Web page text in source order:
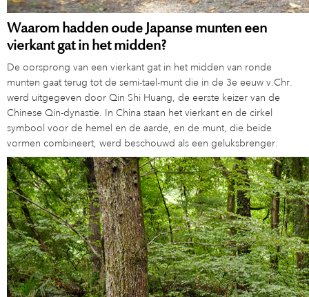
Waarom hadden oude Japanse munten een
vierkant gat in het midden?
De oorsprong van een vierkant gat in het midden van ronde
munten gaat terug tot de semi-tael-munt die in de 3e eeuw v.Chr.
werd uitgegeven door Qin Shi Huang, de eerste keizer van de
Chinese Qin-dynastie. In China staan het vierkant en de cirkel
symbool voor de hemel en de aarde, en de munt, die beide
vormen combineert, werd beschouwd als een geluksbrenger.